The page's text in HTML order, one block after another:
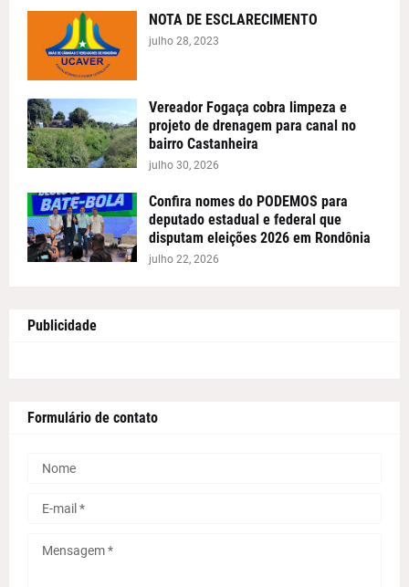
NOTA DE ESCLARECIMENTO
julho 28, 2023
Vereador Fogaça cobra limpeza e
projeto de drenagem para canal no
bairro Castanheira
julho 30, 2026
Confira nomes do PODEMOS para
deputado estadual e federal que
disputam eleições 2026 em Rondônia
julho 22, 2026
Publicidade
Formulário de contato